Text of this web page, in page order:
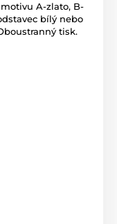
A-zlato, B-
bílý nebo
tisk.